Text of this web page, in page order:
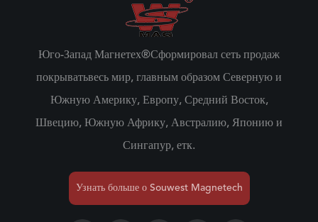
Юго-Запад Магнетех®Сформировал сеть продаж
покрыватьвесь мир, главным образом Северную и
Южную Америку, Европу, Средний Восток,
Швецию, Южную Африку, Австралию, Японию и
Сингапур, етк.
Узнать больше о Souwest Magnetech